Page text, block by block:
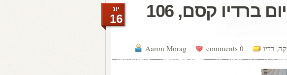
להיטון.קום היום ברדיו קסם, 106
Aaron Morag 0 comments , רדיו
יונ
16